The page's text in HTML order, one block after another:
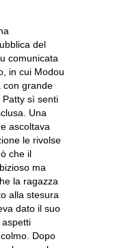
del
comunicata
in cui Modou
con grande
sì senti
Una
ascoltava
le rivolse
che il
ma
la ragazza
alla stesura
dato il suo
Dopo